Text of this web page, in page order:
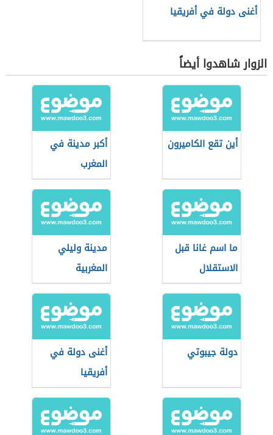
أغنى دولة في أفريقيا
الزوار شاهدوا أيضاً
أين تقع الكاميرون
أكبر مدينة في
المغرب
ما اسم غانا قبل
الاستقلال
مدينة وليلي
المغربية
دولة جيبوتي
أغنى دولة في
أفريقيا